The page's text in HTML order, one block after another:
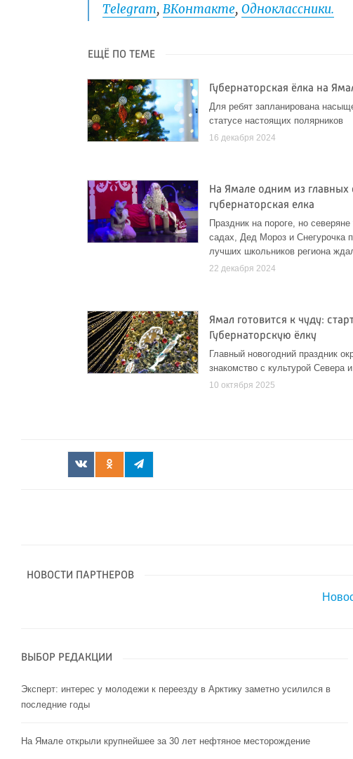
Telegram,ВКонтакте,Одноклассники.
ЕЩЁ ПО ТЕМЕ
Губернаторская ёлка на
Для ребят запланирована
статусе настоящих полярников
16 декабря 2024
На Ямале одним из главных
губернаторская елка
Праздник на пороге, но
садах, Дед Мороз и Снегурочка
лучших школьников региона
22 декабря 2024
Ямал готовится к чуду:
Губернаторскую ёлку
Главный новогодний праздник
знакомство с культурой Севера
10 октября 2025
НОВОСТИ ПАРТНЕРОВ
ВЫБОР РЕДАКЦИИ
Эксперт: интерес у молодежи к переезду в Арктику заметно усилился в
последние годы
На Ямале открыли крупнейшее за 30 лет нефтяное месторождение